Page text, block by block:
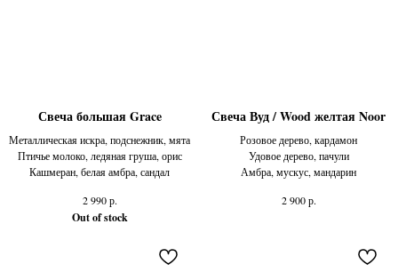
Свеча большая Grace
Металлическая искра, подснежник, мята
Птичье молоко, ледяная груша, орис
Кашмеран, белая амбра, сандал
2 990 р.
Out of stock
Свеча Вуд / Wood желтая Noor
Розовое дерево, кардамон
Удовое дерево, пачули
Амбра, мускус, мандарин
2 900 р.